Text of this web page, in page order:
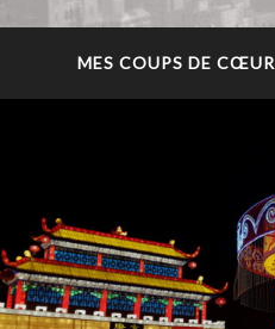
MES COUPS DE CŒUR